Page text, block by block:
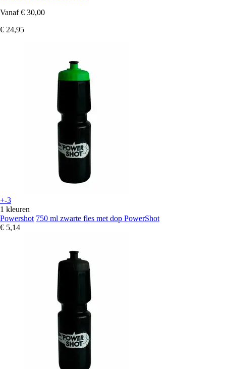
Vanaf € 30,00
€ 24,95
+-3
1 kleuren
Powershot 750 ml zwarte fles met dop PowerShot
€ 5,14